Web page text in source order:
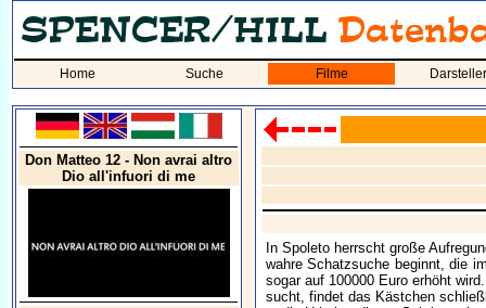
Home Suche Filme Darsteller
Don Matteo 12 - Non avrai altro
Dio all'infuori di me
In Spoleto herrscht große
wahre Schatzsuche beginnt, die
sogar auf 100000 Euro erhöht
sucht, findet das Kästchen